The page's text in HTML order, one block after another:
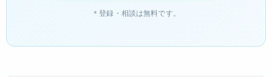
＊登録・相談は無料です。